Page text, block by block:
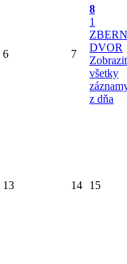
6 7
8
1
DVOR
všetky
z dňa
13 14 15